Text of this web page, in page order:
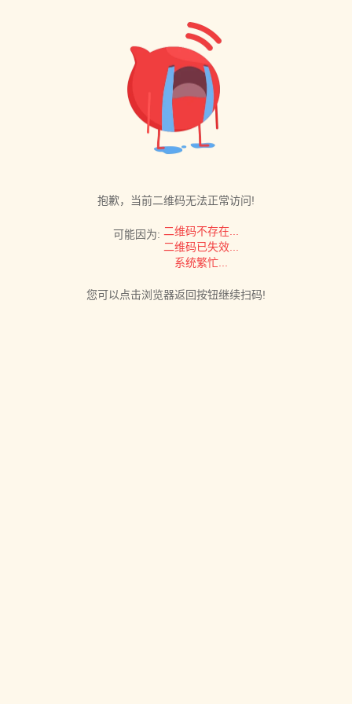
抱歉，当前二维码无法正常访问!
可能因为: 二维码不存在...
二维码已失效...
系统繁忙...
您可以点击浏览器返回按钮继续扫码!